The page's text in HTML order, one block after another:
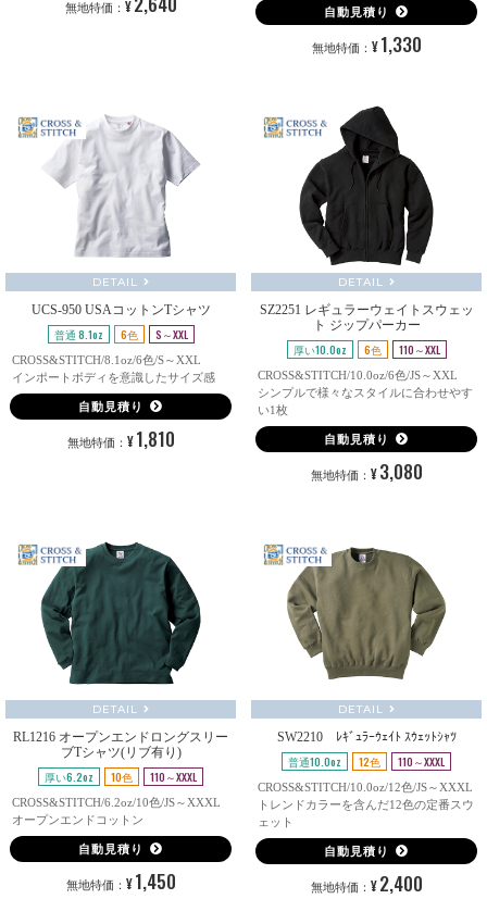
無地特価： ¥ 自動見積り
無地特価： ¥ 1,330
DETAIL
UCS-950 USAコットンTシャツ
普通 8.1oz 6色 S～XXL
CROSS&STITCH/8.1oz/6色/S～XXL
インポートボディを意識したサイズ感
自動見積り
無地特価： ¥ 1,810
DETAIL
SZ2251 レギュラーウェイトスウェッ
ト ジップパーカー
厚い10.0oz 6色 110～XXL
CROSS&STITCH/10.0oz/6色/JS～XXL
シンプルで様々なスタイルに合わせやす
い1枚
自動見積り
無地特価： ¥ 3,080
DETAIL
RL1216 オープンエンドロングスリー
ブTシャツ(リブ有り)
厚い6.2oz 10色 110～XXXL
CROSS&STITCH/6.2oz/10色/JS～XXXL
オープンエンドコットン
自動見積り
無地特価： ¥ 1,450
DETAIL
SW2210 ﾚｷﾞｭﾗｰｳｪｲﾄ ｽｳｪｯﾄｼｬﾂ
普通10.0oz 12色 110～XXXL
CROSS&STITCH/10.0oz/12色/JS～XXXL
トレンドカラーを含んだ12色の定番スウ
ェット
自動見積り
無地特価： ¥ 2,400